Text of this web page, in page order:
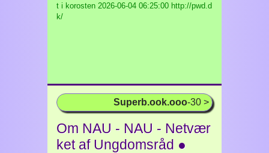
t i korosten 2026-06-04 06:25:00 http://pwd.d
k/
Superb.ook.ooo-30 >
Om NAU - NAU - Netvær
ket af Ungdomsråd ●